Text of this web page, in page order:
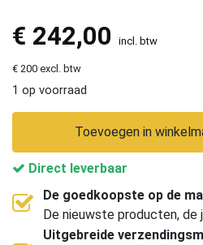
€ 242,00 incl. btw
€ 200 excl. btw
1 op voorraad
Toevoegen in
Direct leverbaar
De goedkoopste op de
De nieuwste producten, de
Uitgebreide